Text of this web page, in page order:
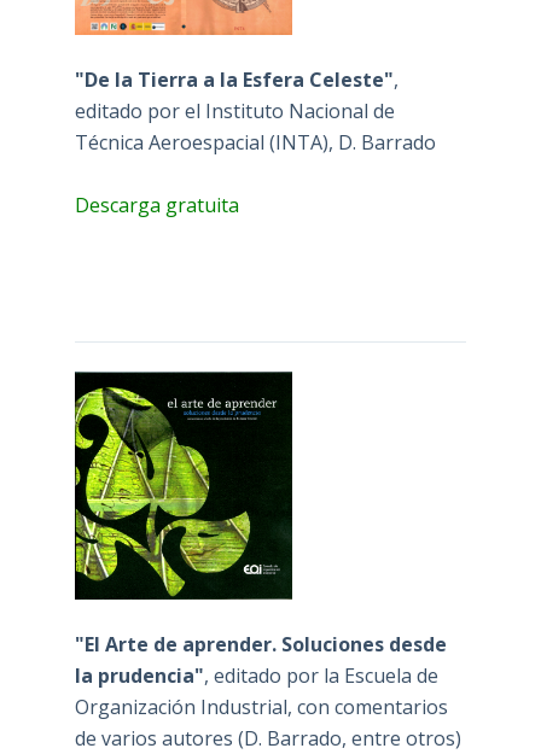
"De la Tierra a la Esfera Celeste",
editado por el Instituto Nacional de
Técnica Aeroespacial (INTA), D. Barrado
Descarga gratuita
"El Arte de aprender. Soluciones desde
la prudencia", editado por la Escuela de
Organización Industrial, con comentarios
de varios autores (D. Barrado, entre otros)